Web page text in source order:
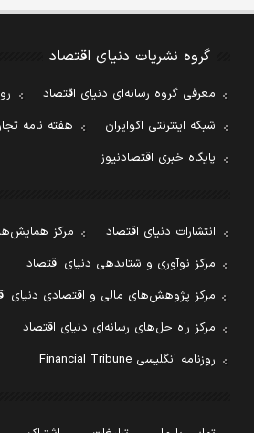
گروه نشریات دنیای اقتصاد
معرفی گروه رسانه‌ای دنیای اقتصاد
شبکه اینترنتی اکوایران
هفته نامه
پایگاه خبری اقتصادنیوز
انتشارات دنیای اقتصاد
مرکز
مرکز نوآوری و شتابدهی دنیای اقتصاد
مرکز پژوهش‌های مالی و اقتصادی دنیای
مرکز راه حل‌های رسانه‌ای دنیای اقتصاد
روزنامه انگلیسی Financial Tribune